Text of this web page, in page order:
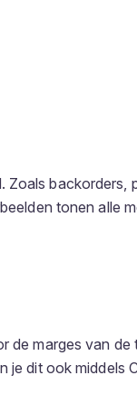
backorders,
tonen alle
de marges van
dit ook middels